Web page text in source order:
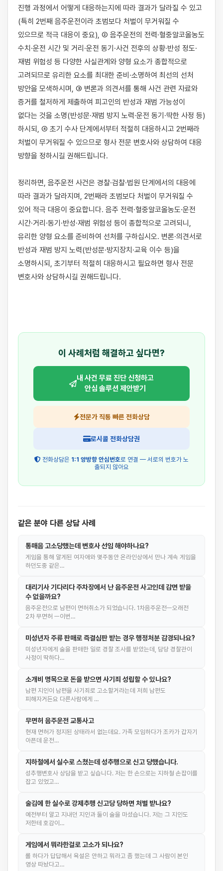
진행 과정에서 어떻게 대응하는지에 따라 결과가 달라질 수 있고
(특히 2번째 음주운전이라 초범보다 처벌이 무거워질 수
있으므로 적극 대응이 중요), ② 음주운전의 전력·혈중알코올농도
수치·운전 시간 및 거리·운전 동기·사건 전후의 상황·반성 정도·
재범 위험성 등 다양한 사실관계와 양형 요소가 종합적으로
고려되므로 유리한 요소를 최대한 준비·소명하여 최선의 선처
방안을 모색하시며, ③ 변론과 의견서를 통해 사건 관련 자료와
증거를 철저하게 제출하여 피고인의 반성과 재범 가능성이
없다는 것을 소명(반성문·재범 방지 노력·운전 동기·딱한 사정 등)
하시되, ④ 초기 수사 단계에서부터 적절히 대응하시고 2번째라
처벌이 무거워질 수 있으므로 형사 전문 변호사와 상담하여 대응
방향을 정하시길 권해드립니다.
정리하면, 음주운전 사건은 경찰·검찰·법원 단계에서의 대응에
따라 결과가 달라지며, 2번째라 초범보다 처벌이 무거워질 수
있어 적극 대응이 중요합니다. 음주 전력·혈중알코올농도·운전
시간·거리·동기·반성·재범 위험성 등이 종합적으로 고려되니,
유리한 양형 요소를 준비하여 선처를 구하십시오. 변론·의견서로
반성과 재범 방지 노력(반성문·방지장치·교육 이수 등)을
소명하시되, 초기부터 적절히 대응하시고 필요하면 형사 전문
변호사와 상담하시길 권해드립니다.
이 사례처럼 해결하고 싶다면?
내 사건 무료 진단 신청하고
안심 솔루션 제안받기
전문가 직통 빠른 전화상담
로시콜 전화상담권
전화상담은 1:1 양방향 안심번호로 연결 — 서로의 번호가 노
출되지 않아요
같은 분야 다른 상담 사례
통매음 고소당했는데 변호사 선임 해야하나요?
게임을 통해 알게된 여자애와 몇주동안 온라인상에서 만나 계속 게임을
하던도중 같은…
대리기사 기다리다 주차장에서 난 음주운전 사고인데 감면 받을
수 없을까요?
음주운전으로 남편이 면허취소가 되었습니다. 1차음주운전ㅡ오래전
2차 무면허 ㅡ이번…
미성년자 주류 판매로 즉결심판 받는 경우 행정처분 감경되나요?
미성년자에게 술을 판매한 일로 경찰 조사를 받았는데, 담당 경찰관이
사정이 딱하다…
소개비 명목으로 돈을 받으면 사기죄 성립할 수 있나요?
남편 지인이 남편을 사기죄로 고소할거라는데 저희 남편도
피해자거든요 다른사람에게 …
무면허 음주운전 교통사고
현재 면허가 정지된 상태라서 없는데요. 가족 모임하다가 조카가 갑자기
아픈데 운전…
지하철에서 실수로 스쳤는데 성추행으로 신고 당했습니다.
성추행변호사 상담을 받고 싶습니다. 저는 한 손으로는 지하철 손잡이를
잡고 있었고…
술김에 한 실수로 강제추행 신고당 당하면 처벌 받나요?
예전부터 알고 지내던 지인과 둘이 술을 마셨습니다. 저는 그 지인도
저한테 호감이…
게임에서 뭐라한걸로 고소가 되나요?
롤 하다가 답답해서 욕설은 안하고 뭐라고 좀 했는데 그 사람이 본인
영상 따놨다고…